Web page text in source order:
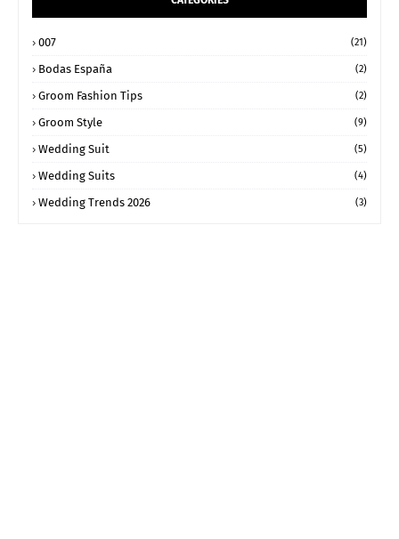
007 (21)
Bodas España (2)
Groom Fashion Tips (2)
Groom Style (9)
Wedding Suit (5)
Wedding Suits (4)
Wedding Trends 2026 (3)